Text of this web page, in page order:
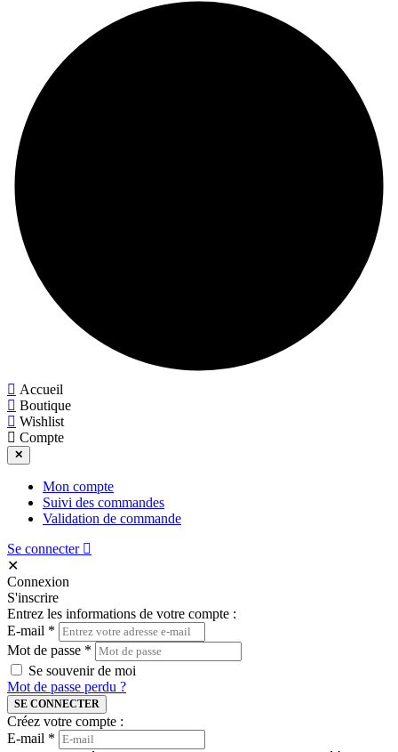
Accueil
Boutique
Wishlist
Compte
✕
Mon compte
Suivi des commandes
Validation de commande
Se connecter
✕
Connexion
S'inscrire
Entrez les informations de votre compte :
E-mail *
Mot de passe *
Se souvenir de moi
Mot de passe perdu ?
SE CONNECTER
Créez votre compte :
E-mail *